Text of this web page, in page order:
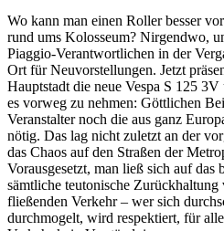
Wo kann man einen Roller besser
rund ums Kolosseum? Nirgendwo,
Piaggio-Verantwortlichen in der
Ort für Neuvorstellungen. Jetzt
Hauptstadt die neue Vespa S 125
es vorweg zu nehmen: Göttlichen
Veranstalter noch die aus ganz
nötig. Das lag nicht zuletzt an der
das Chaos auf den Straßen der
Vorausgesetzt, man ließ sich auf das
sämtliche teutonische
fließenden Verkehr – wer sich
durchmogelt, wird respektiert, für